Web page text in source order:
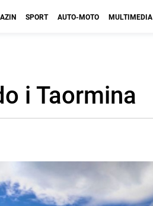
SPORT AUTO-MOTO MULTIMEDIA
i Taormina